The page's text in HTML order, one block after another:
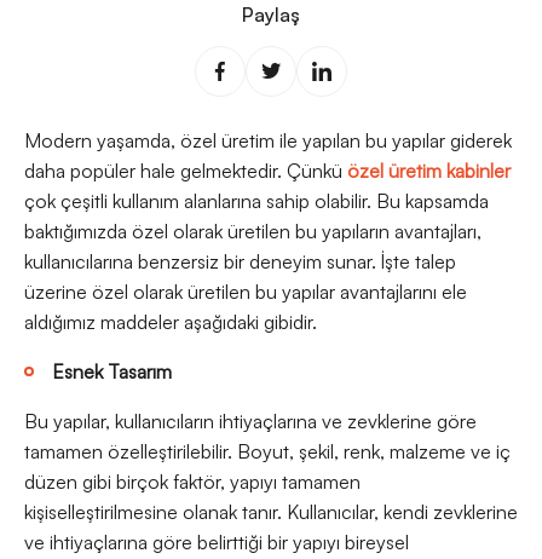
Paylaş
Modern yaşamda, özel üretim ile yapılan bu yapılar giderek
daha popüler hale gelmektedir. Çünkü özel üretim kabinler
çok çeşitli kullanım alanlarına sahip olabilir. Bu kapsamda
baktığımızda özel olarak üretilen bu yapıların avantajları,
kullanıcılarına benzersiz bir deneyim sunar. İşte talep
üzerine özel olarak üretilen bu yapılar avantajlarını ele
aldığımız maddeler aşağıdaki gibidir.
Esnek Tasarım
Bu yapılar, kullanıcıların ihtiyaçlarına ve zevklerine göre
tamamen özelleştirilebilir. Boyut, şekil, renk, malzeme ve iç
düzen gibi birçok faktör, yapıyı tamamen
kişiselleştirilmesine olanak tanır. Kullanıcılar, kendi zevklerine
ve ihtiyaçlarına göre belirttiği bir yapıyı bireysel